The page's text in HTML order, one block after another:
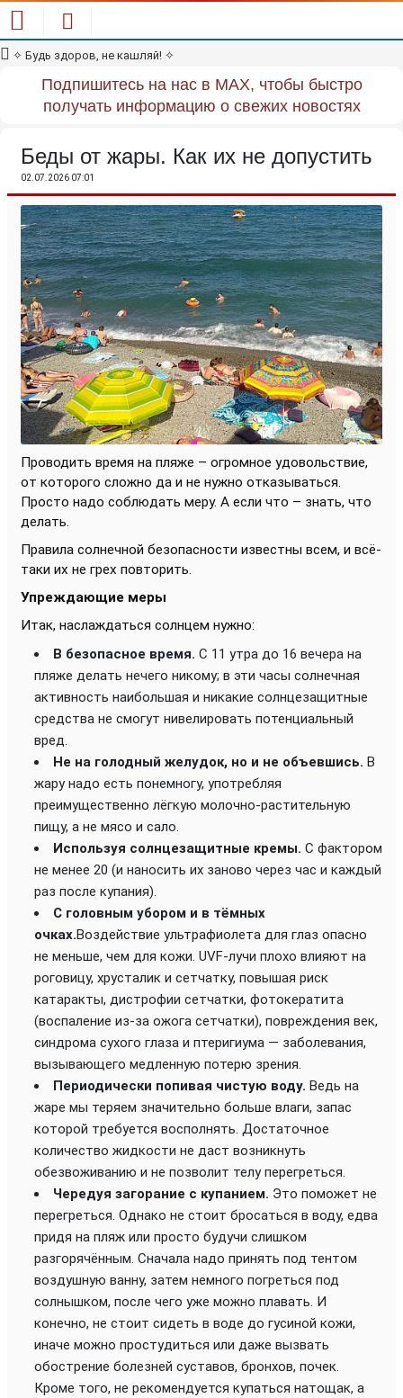
✧ Будь здоров, не кашляй! ✧
Подпишитесь на нас в MAX, чтобы быстро
получать информацию о свежих новостях
Беды от жары. Как их не допустить
02.07.2026 07:01
Проводить время на пляже – огромное удовольствие,
от которого сложно да и не нужно отказываться.
Просто надо соблюдать меру. А если что – знать, что
делать.
Правила солнечной безопасности известны всем, и всё-
таки их не грех повторить.
Упреждающие меры
Итак, наслаждаться солнцем нужно:
В безопасное время. С 11 утра до 16 вечера на
пляже делать нечего никому; в эти часы солнечная
активность наибольшая и никакие солнцезащитные
средства не смогут нивелировать потенциальный
вред.
Не на голодный желудок, но и не объевшись. В
жару надо есть понемногу, употребляя
преимущественно лёгкую молочно-растительную
пищу, а не мясо и сало.
Используя солнцезащитные кремы. С фактором
не менее 20 (и наносить их заново через час и каждый
раз после купания).
С головным убором и в тёмных
очках.Воздействие ультрафиолета для глаз опасно
не меньше, чем для кожи. UVF-лучи плохо влияют на
роговицу, хрусталик и сетчатку, повышая риск
катаракты, дистрофии сетчатки, фотокератита
(воспаление из-за ожога сетчатки), повреждения век,
синдрома сухого глаза и птеригиума — заболевания,
вызывающего медленную потерю зрения.
Периодически попивая чистую воду. Ведь на
жаре мы теряем значительно больше влаги, запас
которой требуется восполнять. Достаточное
количество жидкости не даст возникнуть
обезвоживанию и не позволит телу перегреться.
Чередуя загорание с купанием. Это поможет не
перегреться. Однако не стоит бросаться в воду, едва
придя на пляж или просто будучи слишком
разгорячённым. Сначала надо принять под тентом
воздушную ванну, затем немного погреться под
солнышком, после чего уже можно плавать. И
конечно, не стоит сидеть в воде до гусиной кожи,
иначе можно простудиться или даже вызвать
обострение болезней суставов, бронхов, почек.
Кроме того, не рекомендуется купаться натощак, а